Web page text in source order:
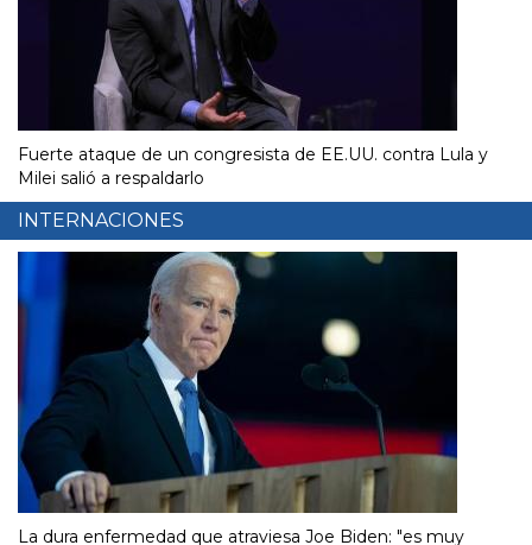
Fuerte ataque de un congresista de EE.UU. contra Lula y
Milei salió a respaldarlo
INTERNACIONES
La dura enfermedad que atraviesa Joe Biden: "es muy